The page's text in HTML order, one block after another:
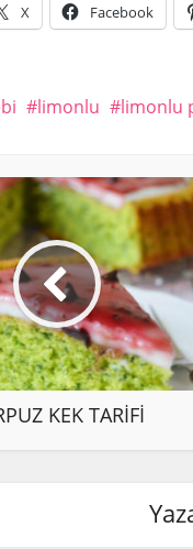
X Facebook
limonlu limonlu
KEK TARİFİ